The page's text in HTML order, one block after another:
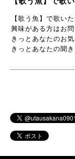
【歌う魚】で歌い
興味がある方はお
きっとあなたのお
きっとあなたの聞